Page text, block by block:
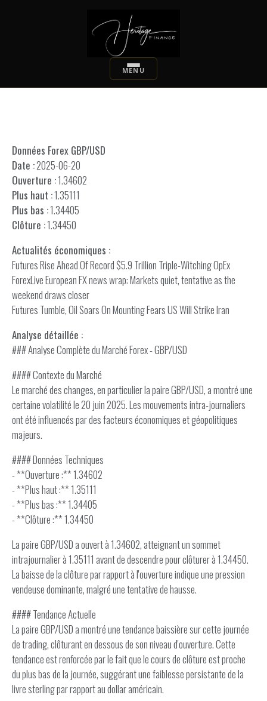
Données Forex GBP/USD
Date :2025-06-20
Ouverture :1.34602
Plus haut :1.35111
Plus bas :1.34405
Clôture :1.34450
Actualités économiques :
Futures Rise Ahead Of Record $5.9 Trillion Triple-Witching OpEx
ForexLive European FX news wrap: Markets quiet, tentative as the
weekend draws closer
Futures Tumble, Oil Soars On Mounting Fears US Will Strike Iran
Analyse détaillée :
### Analyse Complète du Marché Forex - GBP/USD
#### Contexte du Marché
Le marché des changes, en particulier la paire GBP/USD, a montré une
certaine volatilité le 20 juin 2025. Les mouvements intra-journaliers
ont été influencés par des facteurs économiques et géopolitiques
majeurs.
#### Données Techniques
- **Ouverture :** 1.34602
- **Plus haut :** 1.35111
- **Plus bas :** 1.34405
- **Clôture :** 1.34450
La paire GBP/USD a ouvert à 1.34602, atteignant un sommet
intrajournalier à 1.35111 avant de descendre pour clôturer à 1.34450.
La baisse de la clôture par rapport à l'ouverture indique une pression
vendeuse dominante, malgré une tentative de hausse.
#### Tendance Actuelle
La paire GBP/USD a montré une tendance baissière sur cette journée
de trading, clôturant en dessous de son niveau d'ouverture. Cette
tendance est renforcée par le fait que le cours de clôture est proche
du plus bas de la journée, suggérant une faiblesse persistante de la
livre sterling par rapport au dollar américain.